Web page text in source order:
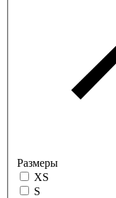
Размеры
XS
S